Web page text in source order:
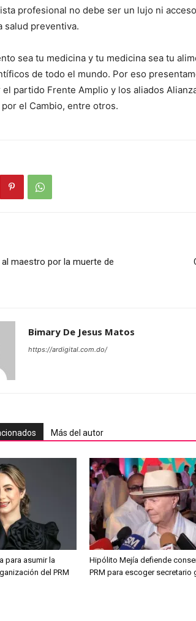
profesional no debe ser un lujo ni
salud preventiva.
sea tu medicina y tu medicina sea tu
de todo el mundo. Por eso
partido Frente Amplio y los aliados
el Cambio, entre otros.
maestro por la muerte de
Bimary De Jesus Matos
https://ardigital.com.do/
Más del autor
para asumir la
del PRM
Hipólito Mejía defiende
PRM para escoger secretario